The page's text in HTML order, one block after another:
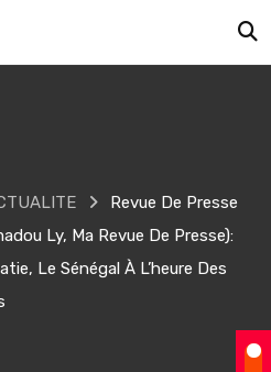
Revue De Presse
Ly, Ma Revue De Presse):
Le Sénégal À L’heure Des